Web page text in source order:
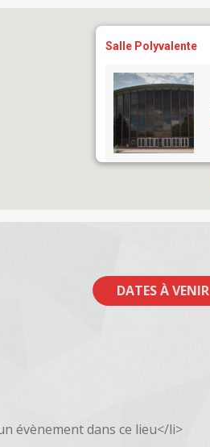
Salle Polyvalente
DATES À VENIR
évènement dans ce lieu</li>